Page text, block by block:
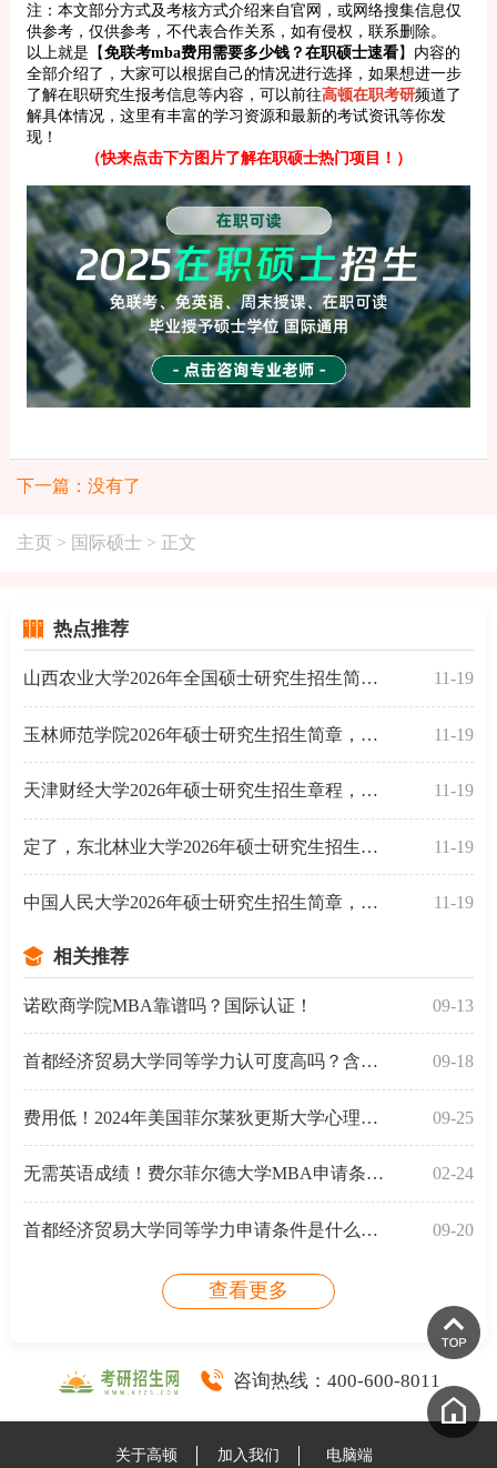
注：本文部分方式及考核方式介绍来自官网，或网络搜集信息仅
供参考，仅供参考，不代表合作关系，如有侵权，联系删除。
以上就是【免联考mba费用需要多少钱？在职硕士速看】内容的
全部介绍了，大家可以根据自己的情况进行选择，如果想进一步
了解在职研究生报考信息等内容，可以前往高顿在职考研频道了
解具体情况，这里有丰富的学习资源和最新的考试资讯等你发
现！
（快来点击下方图片了解在职硕士热门项目！）
下一篇：没有了
主页 > 国际硕士 > 正文
热点推荐
山西农业大学2026年全国硕士研究生招生简章，已发布 11-19
玉林师范学院2026年硕士研究生招生简章，已发布 11-19
天津财经大学2026年硕士研究生招生章程，定了 11-19
定了，东北林业大学2026年硕士研究生招生简章 11-19
中国人民大学2026年硕士研究生招生简章，已发布 11-19
相关推荐
诺欧商学院MBA靠谱吗？国际认证！ 09-13
首都经济贸易大学同等学力认可度高吗？含金量高！ 09-18
费用低！2024年美国菲尔莱狄更斯大学心理学硕士项目介 09-25
无需英语成绩！费尔菲尔德大学MBA申请条件与语言要求！ 02-24
首都经济贸易大学同等学力申请条件是什么？2025年报考 09-20
查看更多
咨询热线：400-600-8011
关于高顿 加入我们 电脑端